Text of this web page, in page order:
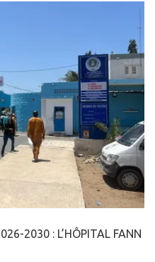
2030 : L’HÔPITAL FANN